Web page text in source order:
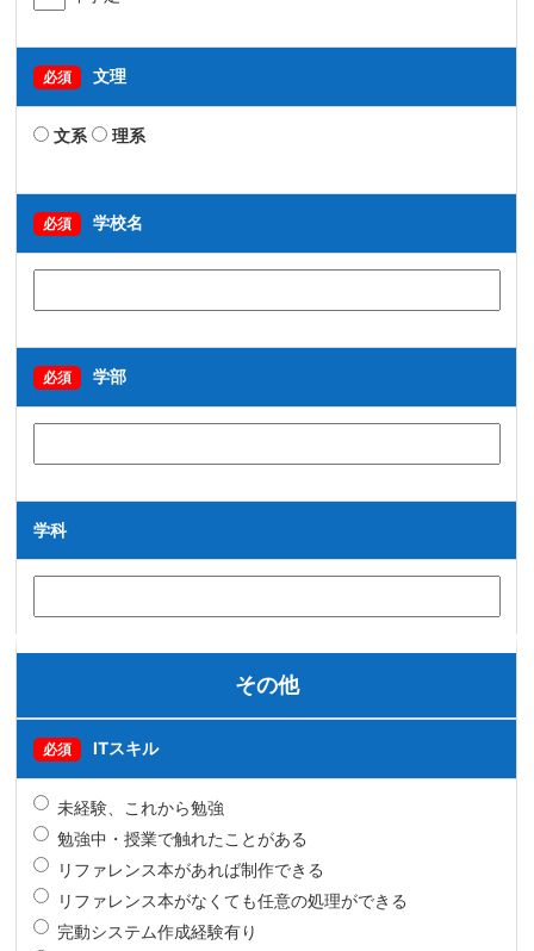
必須 文理
文系 理系
必須 学校名
必須 学部
学科
その他
必須 ITスキル
未経験、これから勉強
勉強中・授業で触れたことがある
リファレンス本があれば制作できる
リファレンス本がなくても任意の処理ができる
完動システム作成経験有り